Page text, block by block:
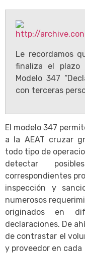
Le recordamos
finaliza el plazo
Modelo 347
con terceras
El modelo 347
a la AEAT cruzar
todo tipo de
detectar
correspondientes
inspección y
numerosos
originados en
declaraciones. De
de contrastar el
y proveedor en cada